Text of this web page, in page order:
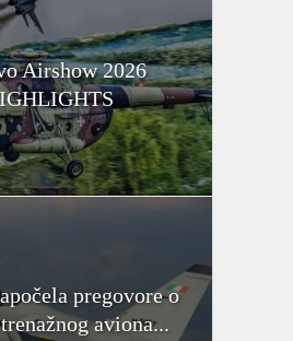
Airshow 2026
pregovore o
aviona...